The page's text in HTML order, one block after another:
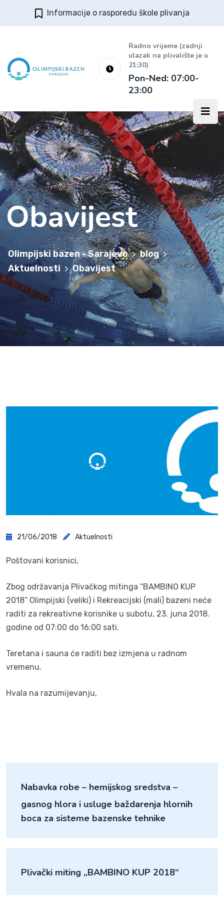
Informacije o rasporedu škole plivanja
Radno vrijeme (zadnji
ulazak na plivalište je u
21:30)
Pon-Ned: 07:00-
23:00
Obavijest
Olimpijski bazen - Sarajevo > blog >
Aktuelnosti > Obavijest
21/06/2018 Aktuelnosti
Poštovani korisnici,
Zbog održavanja Plivačkog mitinga “BAMBINO KUP
2018” Olimpijski (veliki) i Rekreacijski (mali) bazeni neće
raditi za rekreativne korisnike u subotu, 23. juna 2018.
godine od 07:00 do 16:00 sati.
Teretana i sauna će raditi bez izmjena u radnom
vremenu.
Hvala na razumijevanju,
Nabavka robe – hemijskog sredstva –
gasnog hlora i usluge baždarenja hlornih
boca za sisteme bazenske tehnike
Plivački miting „BAMBINO KUP 2018“